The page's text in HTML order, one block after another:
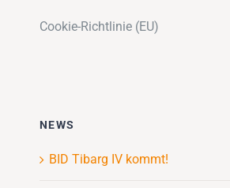
Cookie-Richtlinie (EU)
NEWS
BID Tibarg IV kommt!